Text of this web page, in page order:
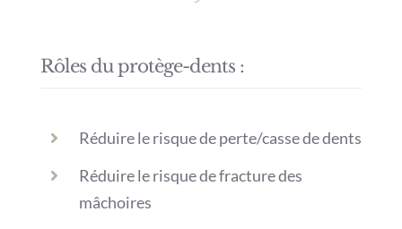
Rôles du protège-dents :
Réduire le risque de perte/casse de dents
Réduire le risque de fracture des
mâchoires